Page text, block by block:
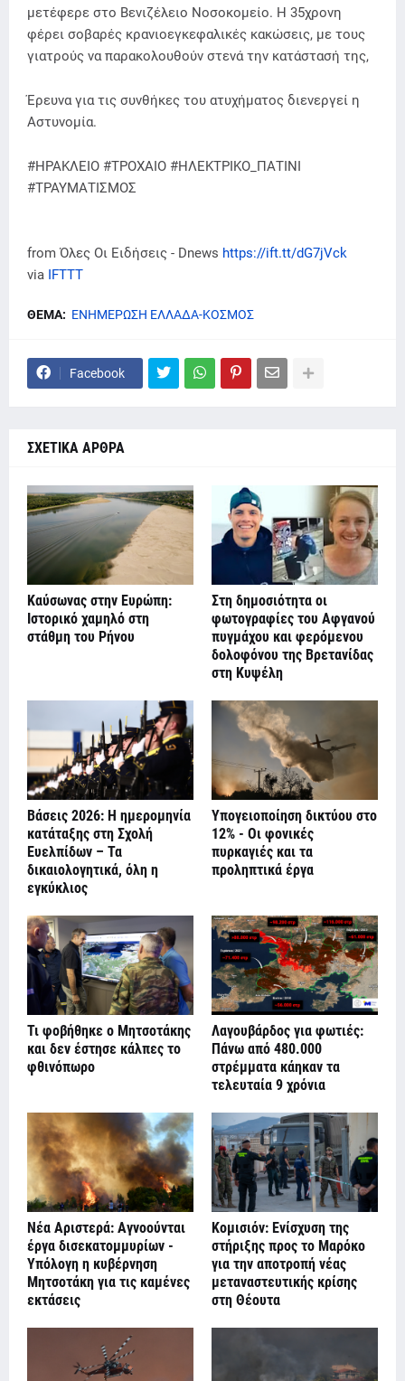
μετέφερε στο Βενιζέλειο Νοσοκομείο. Η 35χρονη
φέρει σοβαρές κρανιοεγκεφαλικές κακώσεις, με τους
γιατρούς να παρακολουθούν στενά την κατάστασή της,
Έρευνα για τις συνθήκες του ατυχήματος διενεργεί η
Αστυνομία.
#ΗΡΑΚΛΕΙΟ #ΤΡΟΧΑΙΟ #ΗΛΕΚΤΡΙΚΟ_ΠΑΤΙΝΙ
#ΤΡΑΥΜΑΤΙΣΜΟΣ
from Όλες Οι Ειδήσεις - Dnews https://ift.tt/dG7jVck
via IFTTT
ΘΕΜΑ: ΕΝΗΜΕΡΩΣΗ ΕΛΛΑΔΑ-ΚΟΣΜΟΣ
Facebook
ΣΧΕΤΙΚΑ ΑΡΘΡΑ
Καύσωνας στην Ευρώπη:
Ιστορικό χαμηλό στη
στάθμη του Ρήνου
Στη δημοσιότητα οι
φωτογραφίες του Αφγανού
πυγμάχου και φερόμενου
δολοφόνου της Βρετανίδας
στη Κυψέλη
Βάσεις 2026: Η ημερομηνία
κατάταξης στη Σχολή
Ευελπίδων – Τα
δικαιολογητικά, όλη η
εγκύκλιος
Υπογειοποίηση δικτύου στο
12% - Οι φονικές
πυρκαγιές και τα
προληπτικά έργα
Τι φοβήθηκε ο Μητσοτάκης
και δεν έστησε κάλπες το
φθινόπωρο
Λαγουβάρδος για φωτιές:
Πάνω από 480.000
στρέμματα κάηκαν τα
τελευταία 9 χρόνια
Νέα Αριστερά: Αγνοούνται
έργα δισεκατομμυρίων -
Υπόλογη η κυβέρνηση
Μητσοτάκη για τις καμένες
εκτάσεις
Κομισιόν: Ενίσχυση της
στήριξης προς το Μαρόκο
για την αποτροπή νέας
μεταναστευτικής κρίσης
στη Θέουτα